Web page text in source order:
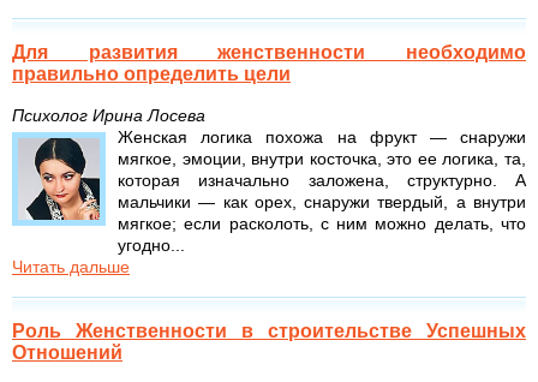
Для развития женственности необходимо
правильно определить цели
Психолог Ирина Лосева
Женская логика похожа на фрукт — снаружи
мягкое, эмоции, внутри косточка, это ее логика, та,
которая изначально заложена, структурно. А
мальчики — как орех, снаружи твердый, а внутри
мягкое; если расколоть, с ним можно делать, что
угодно...
Читать дальше
Роль Женственности в строительстве Успешных
Отношений